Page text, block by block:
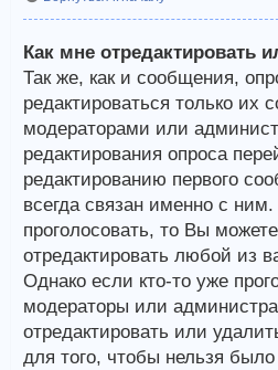
Как мне отредактировать
Так же, как и сообщения,
редактироваться только их
модераторами или
редактирования опроса
редактированию первого
всегда связан именно с
проголосовать, то Вы
отредактировать любой из
Однако если кто-то уже
модераторы или
отредактировать или
для того, чтобы нельзя